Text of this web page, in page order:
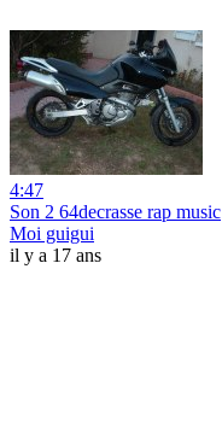
4:47
Son 2 64decrasse rap music
Moi guigui
il y a 17 ans